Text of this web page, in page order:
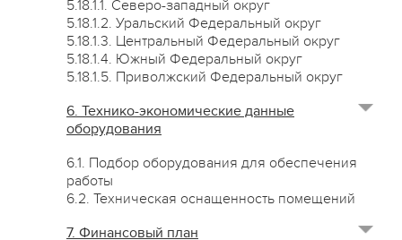
5.18.1.1. Северо-западный округ
5.18.1.2. Уральский Федеральный округ
5.18.1.3. Центральный Федеральный округ
5.18.1.4. Южный Федеральный округ
5.18.1.5. Приволжский Федеральный округ
6. Технико-экономические данные
оборудования
6.1. Подбор оборудования для обеспечения
работы
6.2. Техническая оснащенность помещений
7. Финансовый план